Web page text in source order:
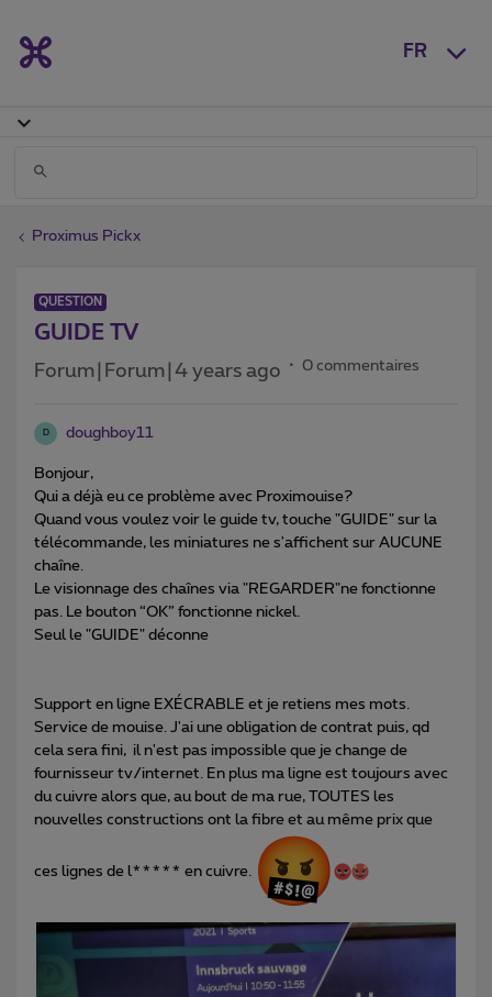
FR
Proximus Pickx
QUESTION
GUIDE TV
Forum|Forum|4 years ago 0 commentaires
D doughboy11
Bonjour,
Qui a déjà eu ce problème avec Proximouise?
Quand vous voulez voir le guide tv, touche "GUIDE" sur la
télécommande, les miniatures ne s'affichent sur AUCUNE
chaîne.
Le visionnage des chaînes via "REGARDER"ne fonctionne
pas. Le bouton “OK” fonctionne nickel.
Seul le "GUIDE" déconne
Support en ligne EXÉCRABLE et je retiens mes mots.
Service de mouise. J'ai une obligation de contrat puis, qd
cela sera fini, il n'est pas impossible que je change de
fournisseur tv/internet. En plus ma ligne est toujours avec
du cuivre alors que, au bout de ma rue, TOUTES les
nouvelles constructions ont la fibre et au même prix que
ces lignes de l***** en cuivre.